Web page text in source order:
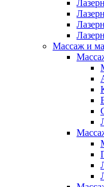
Массаж и